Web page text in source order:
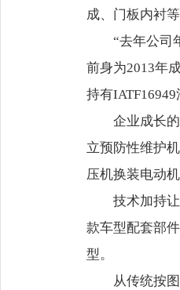
成、门板内衬
“去年公司
前身为2013年
持有
企业成长
立预防性维护
压机换装电动
技术加持
款车型配套部
型。
从传统按